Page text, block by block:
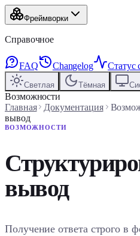
Фреймворки
Справочное
FAQ Changelog Статус
Светлая Тёмная
Возможности
Главная
Документация
вывод
ВОЗМОЖНОСТИ
вывод
Получение ответа строго в